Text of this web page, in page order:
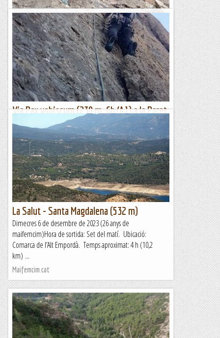
Fissura Oblicua a la Font Freda.
De tota la vida aquesta era la clàssica fàcil de la paret mentre
que l'Esperó del Vent era la clàssica difícil. Sempre he tingut
la sensació de que es repetia més...
Bloc Empotrat
Via Pax vobiscum (230 m. 6b/A1) a la Paret
de Santa Cecília (Montserrat)
Escalada dificultosa, més del que pugui semblar quan donem
un primer cop d'ull a la ressenya (en algun punt s'ha de
pujar el grau, que és obligat). L'itinerari va enllaçant...
Classic climber
La Salut - Santa Magdalena (532 m)
Dimecres 6 de desembre de 2023 (26 anys de
maifemcim)Hora de sortida: Set del matí. Ubicació:
Comarca de l’Alt Empordà. Temps aproximat: 4 h (10,2
km) ...
Maifemcim.cat